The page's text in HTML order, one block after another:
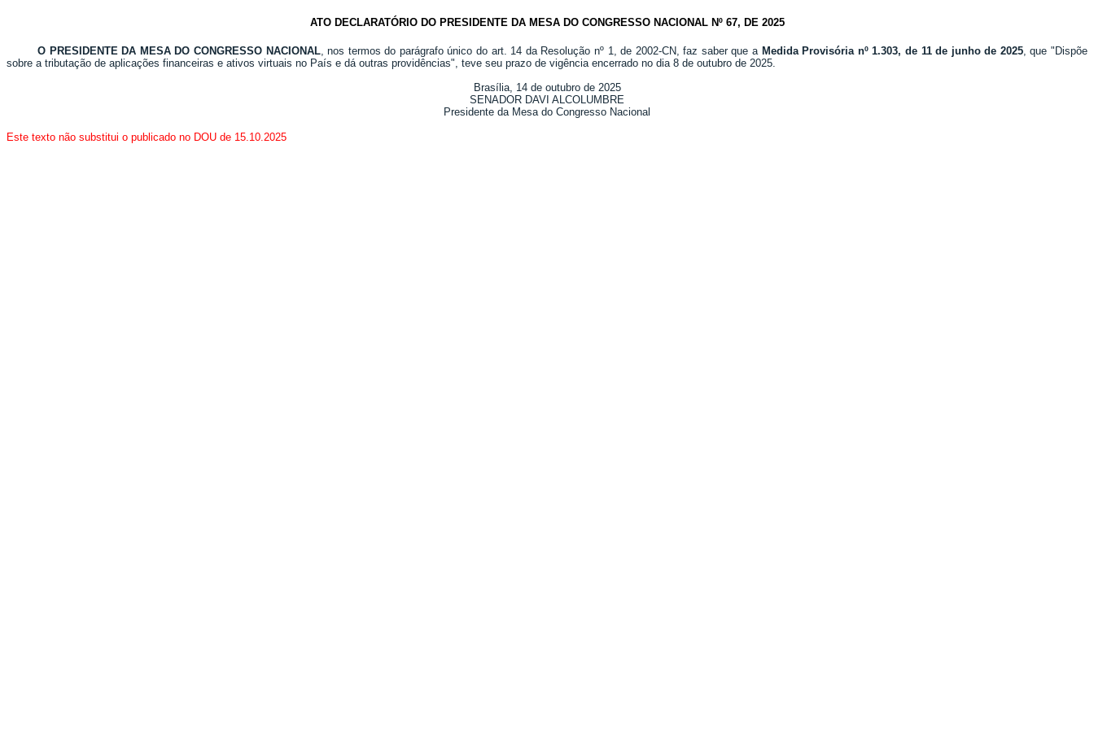
ATO DECLARATÓRIO DO PRESIDENTE DA MESA DO CONGRESSO NACIONAL Nº 67, DE 2025
O PRESIDENTE DA MESA DO CONGRESSO NACIONAL, nos termos do parágrafo único do art. 14 da Resolução nº 1, de 2002-CN, faz saber que a Medida Provisória nº 1.303, de 11 de junho de 2025, que "Dispõe
sobre a tributação de aplicações financeiras e ativos virtuais no País e dá outras providências", teve seu prazo de vigência encerrado no dia 8 de outubro de 2025.
Brasília, 14 de outubro de 2025
SENADOR DAVI ALCOLUMBRE
Presidente da Mesa do Congresso Nacional
Este texto não substitui o publicado no DOU de 15.10.2025